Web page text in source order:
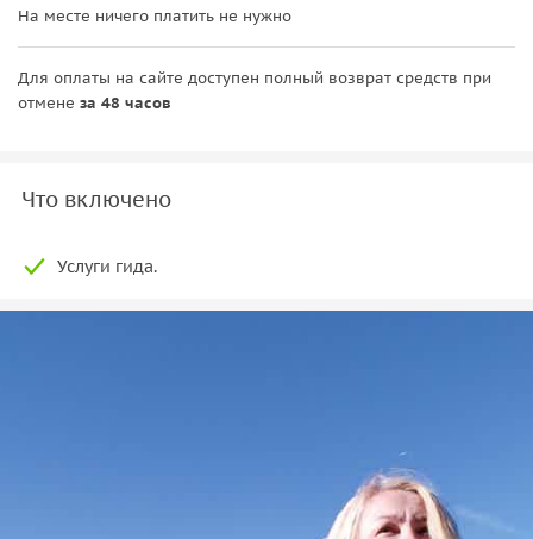
На месте ничего платить не нужно
Для оплаты на сайте доступен полный возврат средств при
отмене за 48 часов
Что включено
Услуги гида.